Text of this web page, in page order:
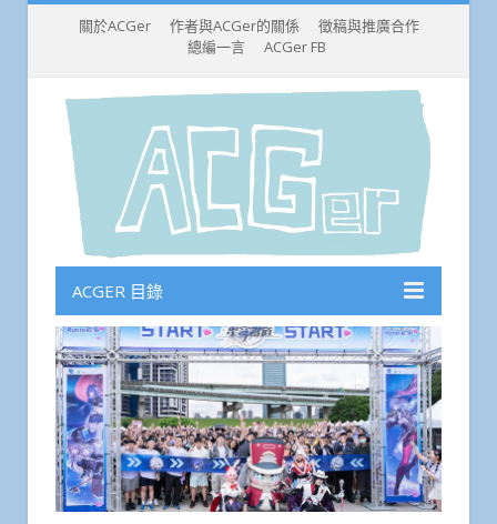
關於ACGer 作者與ACGer的關係
徵稿與推廣合作
總編一言
ACGer FB
ACGER 目錄